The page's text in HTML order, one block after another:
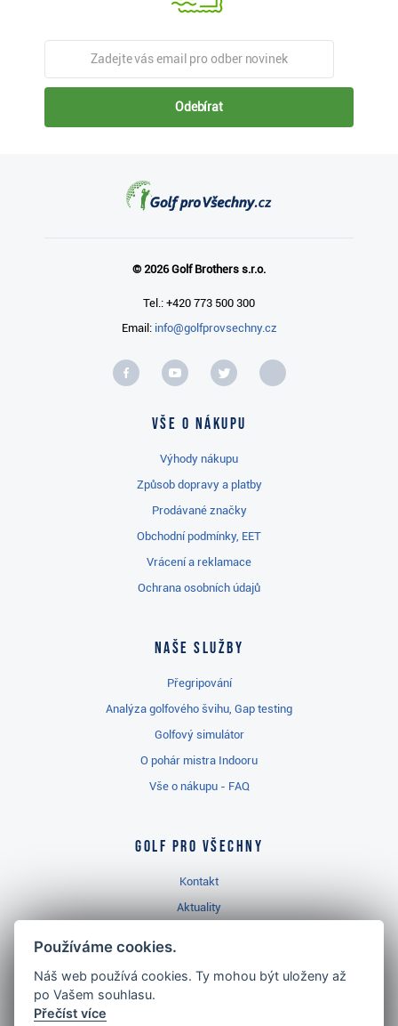
Odebírat
© 2026 Golf Brothers s.r.o.
Tel.: +420 773 500 300
Email: info@golfprovsechny.cz
Vše o nákupu
Výhody nákupu
Způsob dopravy a platby
Prodávané značky
Obchodní podmínky, EET
Vrácení a reklamace
Ochrana osobních údajů
Naše služby
Přegripování
Analýza golfového švihu, Gap testing
Golfový simulátor
O pohár mistra Indooru
Vše o nákupu - FAQ
Golf pro všechny
Kontakt
Aktuality
Golfový slovník
Používáme cookies.
Náš web používá cookies. Ty mohou být uloženy až
po Vašem souhlasu.
Přečíst více